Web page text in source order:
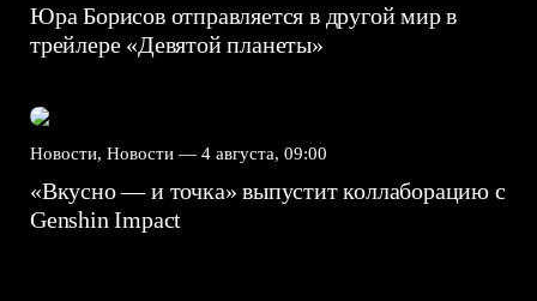
Юра Борисов отправляется в другой мир в
трейлере «Девятой планеты»
Новости, Новости — 4 августа, 09:00
«Вкусно — и точка» выпустит коллаборацию с
Genshin Impact⁠⁠